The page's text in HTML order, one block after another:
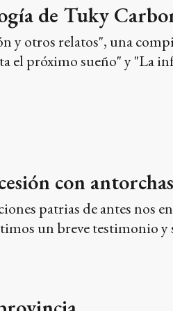
de Tuky
otros relatos", una
el próximo sueño" y "La
con
patrias de antes nos
un breve testimonio y